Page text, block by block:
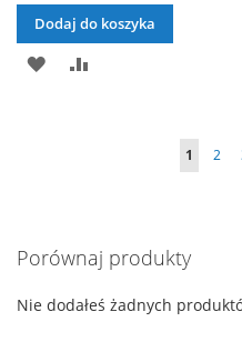
Dodaj do koszyka
DODAJ
1 2
Porównaj produkty
Nie dodałeś żadnych